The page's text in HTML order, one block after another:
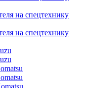
на спецтехнику
на спецтехнику